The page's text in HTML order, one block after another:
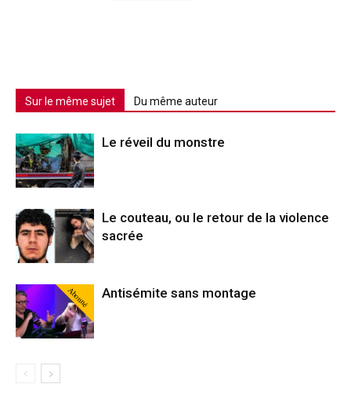
Sur le même sujet Du même auteur
Le réveil du monstre
Le couteau, ou le retour de la violence
sacrée
Abonné Antisémite sans montage